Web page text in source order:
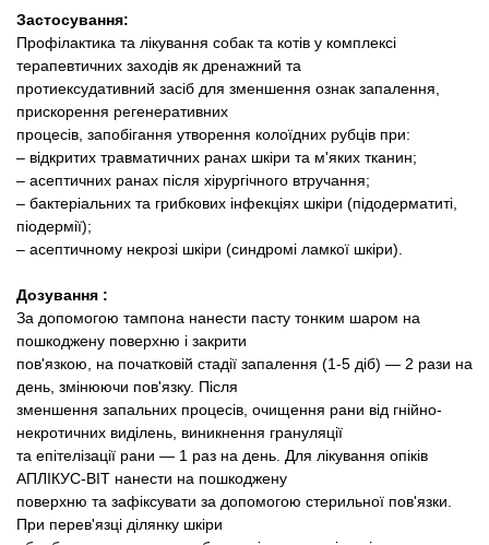
Застосування:
Профілактика та лікування собак та котів у комплексі
терапевтичних заходів як дренажний та
протиексудативний засіб для зменшення ознак запалення,
прискорення регенеративних
процесів, запобігання утворення колоїдних рубців при:
– відкритих травматичних ранах шкіри та м'яких тканин;
– асептичних ранах після хірургічного втручання;
– бактеріальних та грибкових інфекціях шкіри (підодерматиті,
піодермії);
– асептичному некрозі шкіри (синдромі ламкої шкіри).
Дозування :
За допомогою тампона нанести пасту тонким шаром на
пошкоджену поверхню і закрити
пов'язкою, на початковій стадії запалення (1-5 діб) — 2 рази на
день, змінюючи пов'язку. Після
зменшення запальних процесів, очищення рани від гнійно-
некротичних виділень, виникнення грануляції
та епітелізації рани — 1 раз на день. Для лікування опіків
АПЛІКУС-ВІТ нанести на пошкоджену
поверхню та зафіксувати за допомогою стерильної пов'язки.
При перев'язці ділянку шкіри